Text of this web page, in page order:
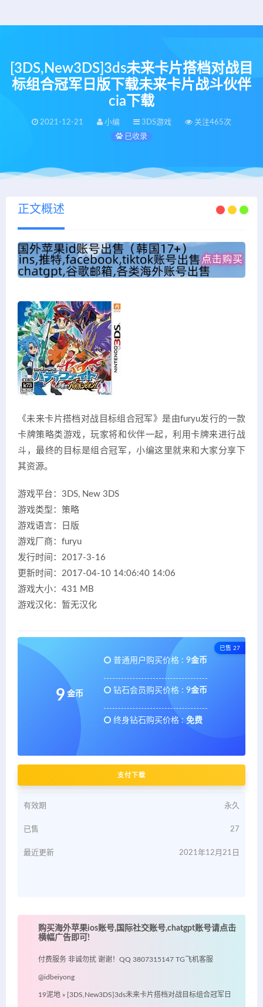
[3DS,New3DS]3ds未来卡片搭档对战目
标组合冠军日版下载未来卡片战斗伙伴
cia下载
2021-12-21 小编 3DS游戏
关注465次
已收录
正文概述
《未来卡片搭档对战目标组合冠军》是由furyu发行的一款
卡牌策略类游戏，玩家将和伙伴一起，利用卡牌来进行战
斗，最终的目标是组合冠军，小编这里就来和大家分享下
其资源。
游戏平台：3DS, New 3DS
游戏类型：策略
游戏语言：日版
游戏厂商：furyu
发行时间：2017-3-16
更新时间：2017-04-10 14:06:40 14:06
游戏大小：431 MB
游戏汉化：暂无汉化
已售 27
9 金币
普通用户购买价格 : 9金币
钻石会员购买价格 : 9金币
终身钻石购买价格 : 免费
支付下载
有效期 永久
已售 27
最近更新 2021年12月21日
购买海外苹果ios账号,国际社交账号,chatgpt账号请点击
横幅广告即可!
付费服务 非诚勿扰 谢谢！QQ 3807315147 TG飞机客服
@idbeiyong
19泥地 » [3DS,New3DS]3ds未来卡片搭档对战目标组合冠军日